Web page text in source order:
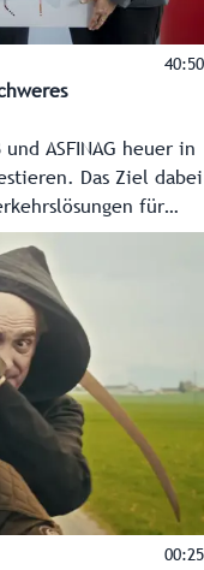
40:50
ASFINAG heuer in
Das Ziel dabei
für
360 Millionen Euro
haben
Verkehrsminister
in einer
00:25